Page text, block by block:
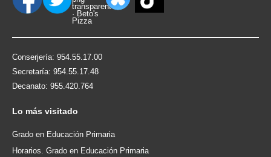
Conserjería: 954.55.17.00
Secretaría: 954.55.17.48
Decanato: 955.420.764
Lo más visitado
Grado en Educación Primaria
Horarios. Grado en Educación Primaria